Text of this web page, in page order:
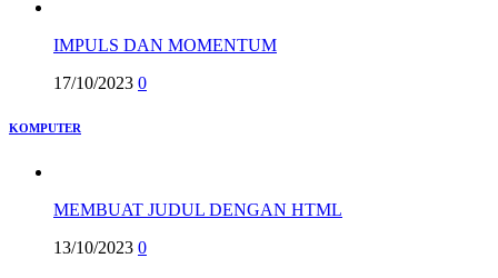
IMPULS DAN MOMENTUM
17/10/2023 0
KOMPUTER
MEMBUAT JUDUL DENGAN HTML
13/10/2023 0